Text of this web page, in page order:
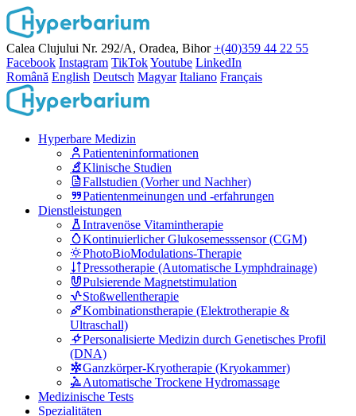
Calea Clujului Nr. 292/A, Oradea, Bihor +(40)359 44 22 55
Facebook Instagram TikTokYoutube LinkedIn
Română English Deutsch Magyar Italiano Français
Hyperbare Medizin
Patienteninformationen
Klinische Studien
Fallstudien (Vorher und Nachher)
Patientenmeinungen und -erfahrungen
Dienstleistungen
Intravenöse Vitamintherapie
Kontinuierlicher Glukosemesssensor (CGM)
PhotoBioModulations-Therapie
Pressotherapie (Automatische Lymphdrainage)
Pulsierende Magnetstimulation
Stoßwellentherapie
Kombinationstherapie (Elektrotherapie &
Ultraschall)
Personalisierte Medizin durch Genetisches Profil
(DNA)
Ganzkörper-Kryotherapie (Kryokammer)
Automatische Trockene Hydromassage
Medizinische Tests
Spezialitäten